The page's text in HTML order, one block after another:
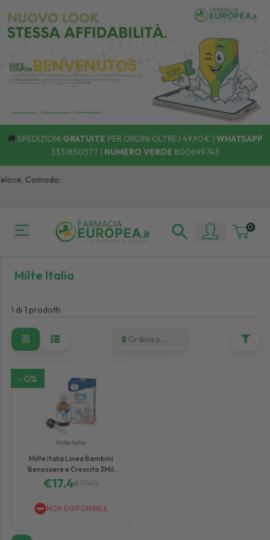
🚚 SPEDIZIONI GRATUITE PER ORDINI OLTRE I 49,90€ | WHATSAPP
3331850577 | NUMERO VERDE 800699743
Comodo:
0
Milte Italia
1 di 1 prodotti
Ordina per
- 0%
Milte Italia
Milte Italia Linea Bambini
Benessere e Crescita 3Mil
Integratore Gocce 30 ml
€17.4€17.40
NON DISPONIBILE